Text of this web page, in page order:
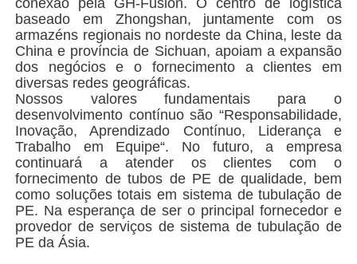
conexão pela GH-Fusion. O centro de logística
baseado em Zhongshan, juntamente com os
armazéns regionais no nordeste da China, leste da
China e província de Sichuan, apoiam a expansão
dos negócios e o fornecimento a clientes em
diversas redes geográficas.
Nossos valores fundamentais para o
desenvolvimento contínuo são “Responsabilidade,
Inovação, Aprendizado Contínuo, Liderança e
Trabalho em Equipe“. No futuro, a empresa
continuará a atender os clientes com o
fornecimento de tubos de PE de qualidade, bem
como soluções totais em sistema de tubulação de
PE. Na esperança de ser o principal fornecedor e
provedor de serviços de sistema de tubulação de
PE da Ásia.